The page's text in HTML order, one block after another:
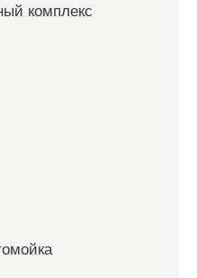
комплекс